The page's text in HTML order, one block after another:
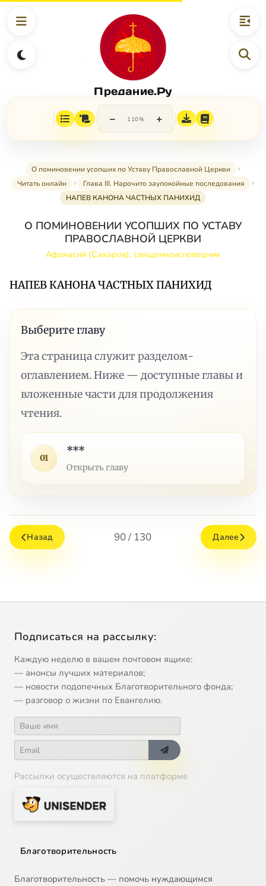
Предание.Ру
− 110% +
О поминовении усопших по Уставу Православной Церкви
Читать онлайн
Глава III. Нарочито заупокойные последования
НАПЕВ КАНОНА ЧАСТНЫХ ПАНИХИД
О ПОМИНОВЕНИИ УСОПШИХ ПО УСТАВУ
ПРАВОСЛАВНОЙ ЦЕРКВИ
Афанасий (Сахаров), священноисповедник
НАПЕВ КАНОНА ЧАСТНЫХ ПАНИХИД
Выберите главу
Эта страница служит разделом-
оглавлением. Ниже — доступные главы и
вложенные части для продолжения
чтения.
01
***
Открыть главу
Назад 90 / 130 Далее
Подписаться на рассылку:
Каждую неделю в вашем почтовом ящике:
— анонсы лучших материалов;
— новости подопечных Благотворительного фонда;
— разговор о жизни по Евангелию.
Рассылки осуществляются на платформе
Благотворительность
Благотворительность — помочь нуждающимся